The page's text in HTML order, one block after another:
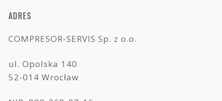
ADRES
COMPRESOR-SERVIS Sp. z o.o.
ul. Opolska 140
52-014 Wrocław